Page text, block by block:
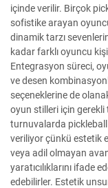
içinde verilir. Birçok
sofistike arayan
dinamik tarzı
kadar farklı oyuncu
Entegrasyon süreci,
ve desen
seçeneklerine de
oyun stilleri için gerekli
turnuvalarda
veriliyor çünkü estetik
veya adil olmayan
yaratıcılıklarını ifade
edebilirler. Estetik